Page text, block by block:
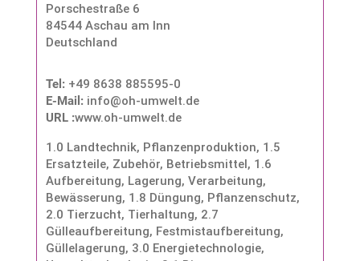
Porschestraße 6
84544 Aschau am Inn
Deutschland
Tel: +49 8638 885595-0
E-Mail: info@oh-umwelt.de
URL :www.oh-umwelt.de
1.0 Landtechnik, Pflanzenproduktion, 1.5
Ersatzteile, Zubehör, Betriebsmittel, 1.6
Aufbereitung, Lagerung, Verarbeitung,
Bewässerung, 1.8 Düngung, Pflanzenschutz,
2.0 Tierzucht, Tierhaltung, 2.7
Gülleaufbereitung, Festmistaufbereitung,
Güllelagerung, 3.0 Energietechnologie,